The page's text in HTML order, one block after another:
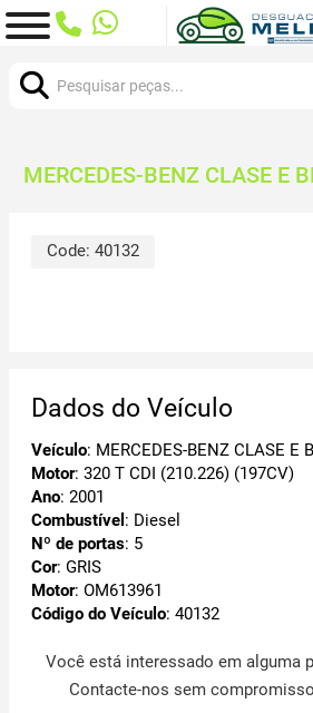
MERCEDES-BENZ CLASE E
Code: 40132
Dados do Veículo
Veículo: MERCEDES-BENZ CLASE E
Motor: 320 T CDI (210.226) (197CV)
Ano: 2001
Combustível : Diesel
Nº de portas: 5
Cor: GRIS
Motor: OM613961
Código do Veículo: 40132
Você está interessado em alguma
Contacte-nos sem compromisso